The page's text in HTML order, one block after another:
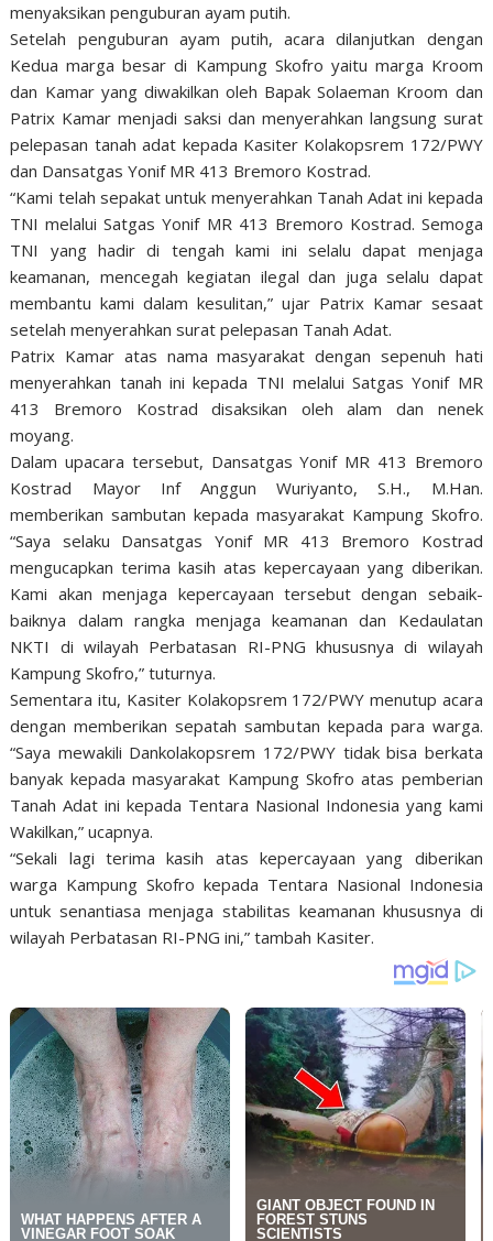
menyaksikan penguburan ayam putih.
Setelah penguburan ayam putih, acara dilanjutkan dengan
Kedua marga besar di Kampung Skofro yaitu marga Kroom
dan Kamar yang diwakilkan oleh Bapak Solaeman Kroom dan
Patrix Kamar menjadi saksi dan menyerahkan langsung surat
pelepasan tanah adat kepada Kasiter Kolakopsrem 172/PWY
dan Dansatgas Yonif MR 413 Bremoro Kostrad.
“Kami telah sepakat untuk menyerahkan Tanah Adat ini kepada
TNI melalui Satgas Yonif MR 413 Bremoro Kostrad. Semoga
TNI yang hadir di tengah kami ini selalu dapat menjaga
keamanan, mencegah kegiatan ilegal dan juga selalu dapat
membantu kami dalam kesulitan,” ujar Patrix Kamar sesaat
setelah menyerahkan surat pelepasan Tanah Adat.
Patrix Kamar atas nama masyarakat dengan sepenuh hati
menyerahkan tanah ini kepada TNI melalui Satgas Yonif MR
413 Bremoro Kostrad disaksikan oleh alam dan nenek
moyang.
Dalam upacara tersebut, Dansatgas Yonif MR 413 Bremoro
Kostrad Mayor Inf Anggun Wuriyanto, S.H., M.Han.
memberikan sambutan kepada masyarakat Kampung Skofro.
“Saya selaku Dansatgas Yonif MR 413 Bremoro Kostrad
mengucapkan terima kasih atas kepercayaan yang diberikan.
Kami akan menjaga kepercayaan tersebut dengan sebaik-
baiknya dalam rangka menjaga keamanan dan Kedaulatan
NKTI di wilayah Perbatasan RI-PNG khususnya di wilayah
Kampung Skofro,” tuturnya.
Sementara itu, Kasiter Kolakopsrem 172/PWY menutup acara
dengan memberikan sepatah sambutan kepada para warga.
“Saya mewakili Dankolakopsrem 172/PWY tidak bisa berkata
banyak kepada masyarakat Kampung Skofro atas pemberian
Tanah Adat ini kepada Tentara Nasional Indonesia yang kami
Wakilkan,” ucapnya.
“Sekali lagi terima kasih atas kepercayaan yang diberikan
warga Kampung Skofro kepada Tentara Nasional Indonesia
untuk senantiasa menjaga stabilitas keamanan khususnya di
wilayah Perbatasan RI-PNG ini,” tambah Kasiter.